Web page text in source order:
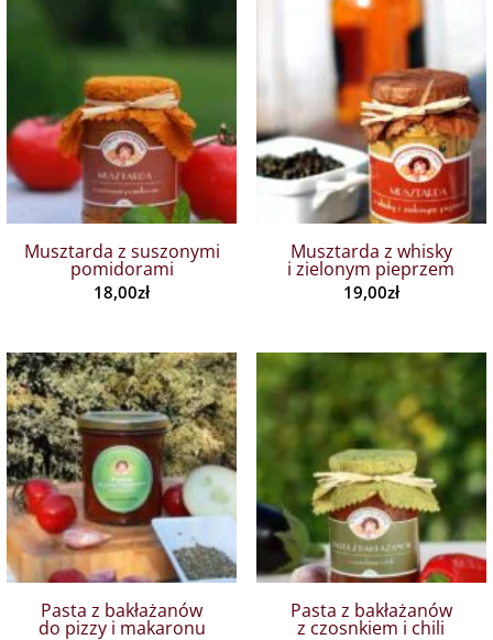
Musztarda z suszonymi
pomidorami
18,00zł
Musztarda z whisky
i zielonym pieprzem
19,00zł
Pasta z bakłażanów
do pizzy i makaronu
Pasta z bakłażanów
z czosnkiem i chili